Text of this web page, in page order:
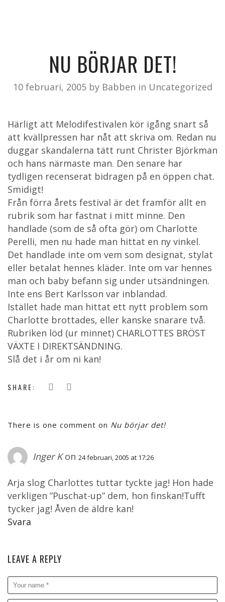
NU BÖRJAR DET!
10 februari, 2005 by Babben in Uncategorized
Härligt att Melodifestivalen kör igång snart så
att kvällpressen har nåt att skriva om. Redan nu
duggar skandalerna tätt runt Christer Björkman
och hans närmaste man. Den senare har
tydligen recenserat bidragen på en öppen chat.
Smidigt!
Från förra årets festival är det framför allt en
rubrik som har fastnat i mitt minne. Den
handlade (som de så ofta gör) om Charlotte
Perelli, men nu hade man hittat en ny vinkel.
Det handlade inte om vem som designat, stylat
eller betalat hennes kläder. Inte om var hennes
man och baby befann sig under utsändningen.
Inte ens Bert Karlsson var inblandad.
Istället hade man hittat ett nytt problem som
Charlotte brottades, eller kanske snarare två.
Rubriken löd (ur minnet) CHARLOTTES BRÖST
VÄXTE I DIREKTSÄNDNING.
Slå det i år om ni kan!
SHARE:
There is one comment on Nu börjar det!
Inger K on 24 februari, 2005 at 17:26
Arja slog Charlottes tuttar tyckte jag! Hon hade
verkligen ”Puschat-up” dem, hon finskan!Tufft
tycker jag! Åven de äldre kan!
Svara
LEAVE A REPLY